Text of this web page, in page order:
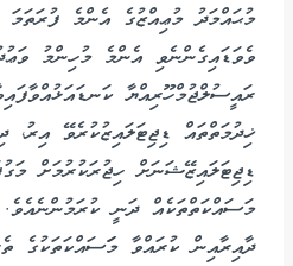
މުޙައްމަދު މުޢިއްޒުގެ އެންމެ
ވެވަޑައިގެންނެވި އެންމެ މުހިންމު
ޚިދުމަތްތައް ޑިޖިޓަލައިޒުކުރެވޭ އިރު،
ޑިޖިޓަލައިޒޭޝަނަށް ހިޖުރަކުރުމަށް
މަސައްކަތްތަކެއް ދަނީ
ދާއިރާއިން ކުރައްވާ މަަސައްކަތަކުގެ